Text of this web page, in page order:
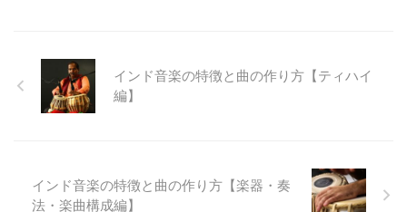
インド音楽の特徴と曲の作り方【ティハイ
編】
インド音楽の特徴と曲の作り方【楽器・奏
法・楽曲構成編】